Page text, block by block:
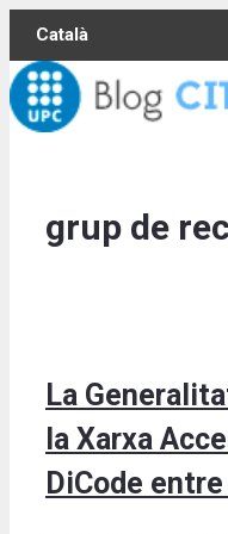
Skip
content
Català
grup de
La
la Xarxa
DiCode